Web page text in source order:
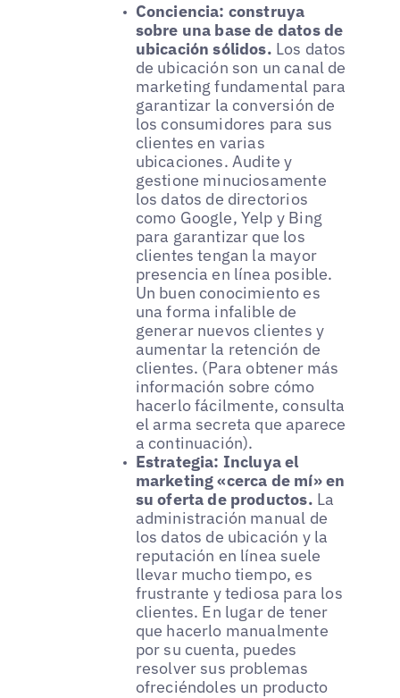
Conciencia: construya
sobre una base de datos de
ubicación sólidos. Los datos
de ubicación son un canal de
marketing fundamental para
garantizar la conversión de
los consumidores para sus
clientes en varias
ubicaciones. Audite y
gestione minuciosamente
los datos de directorios
como Google, Yelp y Bing
para garantizar que los
clientes tengan la mayor
presencia en línea posible.
Un buen conocimiento es
una forma infalible de
generar nuevos clientes y
aumentar la retención de
clientes. (Para obtener más
información sobre cómo
hacerlo fácilmente, consulta
el arma secreta que aparece
a continuación).
Estrategia: Incluya el
marketing «cerca de mí» en
su oferta de productos. La
administración manual de
los datos de ubicación y la
reputación en línea suele
llevar mucho tiempo, es
frustrante y tediosa para los
clientes. En lugar de tener
que hacerlo manualmente
por su cuenta, puedes
resolver sus problemas
ofreciéndoles un producto